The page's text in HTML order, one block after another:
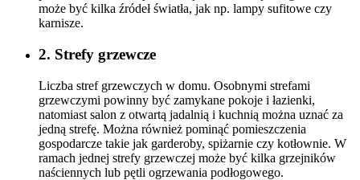
może być kilka źródeł światła, jak np. lampy sufitowe czy
karnisze.
2. Strefy grzewcze
Liczba stref grzewczych w domu. Osobnymi strefami
grzewczymi powinny być zamykane pokoje i łazienki,
natomiast salon z otwartą jadalnią i kuchnią można uznać za
jedną strefę. Można również pominąć pomieszczenia
gospodarcze takie jak garderoby, spiżarnie czy kotłownie. W
ramach jednej strefy grzewczej może być kilka grzejników
naściennych lub pętli ogrzewania podłogowego.